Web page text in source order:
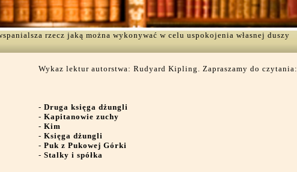
rzecz jaką można wykonywać w celu uspokojenia własnej duszy
Wykaz lektur autorstwa: Rudyard Kipling. Zapraszamy do czytania:
- Druga księga dżungli
- Kapitanowie zuchy
- Kim
- Księga dżungli
- Puk z Pukowej Górki
- Stalky i spółka